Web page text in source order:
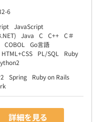
6
JavaScript
Java C C++ C＃
COBOL
Go言語
HTML+CSS PL/SQL
Ruby
Spring
Ruby on Rails
詳細を見る